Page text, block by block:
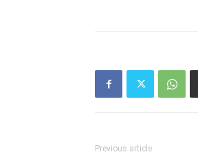
Previous article